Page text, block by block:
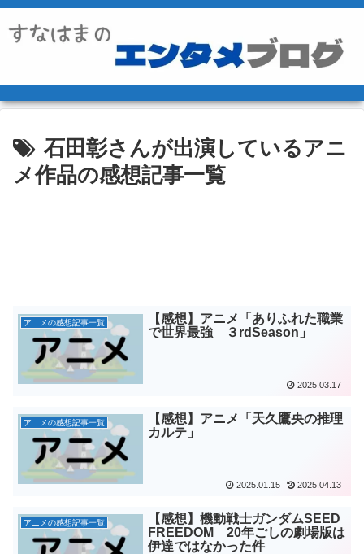
石田彰さんが出演しているアニ
メ作品の感想記事一覧
アニメの感想記事一覧
【感想】アニメ「ありふれた職業
で世界最強 ３rdSeason」
2025.03.17
アニメの感想記事一覧
【感想】アニメ「天久鷹央の推理
カルテ」
2025.01.15 2025.04.13
アニメの感想記事一覧
【感想】機動戦士ガンダムSEED
FREEDOM 20年ごしの劇場版は
伊達ではなかった件